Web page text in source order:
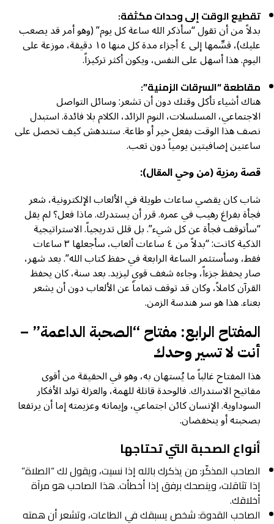
تقطيع الوقت إلى وحدات مكثفة:
بدلاً من أن تقول “سأذكر الله ساعة كل يوم” (وهو أمر قد يصعب
عليك)، قسِّمها إلى ٤ أجزاء مدة كل منها ١٥ دقيقة، موزعة على
اليوم. هذا أسهل على النفس، ويكون أكثر تركيزاً.
مقاطعة “السرقات الزمنية”:
هناك أشياء تأكل وقتك دون أن تشعر: وسائل التواصل
الاجتماعي، المسلسلات، النوم الزائد، الكلام بلا فائدة. استبدل
نصف هذا الوقت بفعل خير أو طاعة. ستندهش كيف تحصل على
ساعتين إضافيتين يومياً دون تعب.
قصة رمزية (من وحي المقال):
شاب كان يقضي ساعات طويلة في الألعاب الإلكترونية، شعر
فجأة بفراغ رهيب في عمره. قرر أن يستدرك. ماذا فعل؟ لم يقل
“سأتوقف فجأة عن كل شيء”. بل قلل تدريجياً. الاستراتيجية
الذكية كانت: “بدلاً من ٤ ساعات ألعاب، سأجعلها ٣ ساعات
فقط، وسأستثمر الساعة الرابعة في حفظ كتاب الله”. بعد شهر،
صار يحفظ جزءاً، وجاءه شغف قوي ليزيد. بعد سنة، كان يحفظ
القرآن كاملاً، وكان قد توقف تماماً عن الألعاب دون أن يشعر
بعناء. هذا هو سر هندسة الزمن.
المفتاح الرابع: مفتاح “الصحبة الداعمة” –
أنت لا تسير وحدك
هذا المفتاح غالباً ما يُستهان به، وهو في الحقيقة من أقوى
مفاتيح الاستدراك. فالوحدة قاتلة للهمة، والعزلة تولد الأفكار
السوداوية. الإنسان كائن اجتماعي، وإيمانه وعزيمته إما أن يرتفعا
بصحبته أو ينخفضان.
أنواع الصحبة التي تحتاجها
الصاحب المذكّر: من يذكرك بالله إذا نسيت، ويقول لك “الصلاة”
إذا تثاقلت، وينصحك برفق إذا أخطأت. هذا الصاحب هو مرآة
أخلاقك.
الصاحب القدوة: شخص يسبقك في الطاعات، وتشعر أن همته